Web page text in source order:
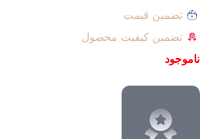
تضمین قیمت
تضمین کیفیت محصول
ناموجود